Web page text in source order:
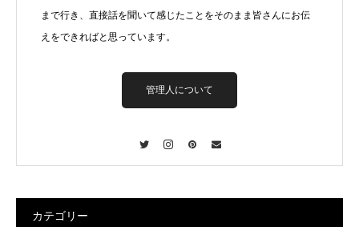
まで行き、直接話を聞いて感じたことをそのまま皆さんにお伝
えをできればと思っています。
管理人について
カテゴリー